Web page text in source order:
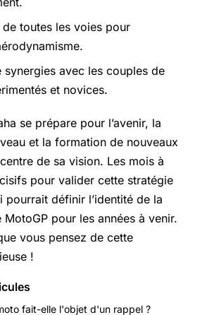
de toutes les voies pour
synergies avec les couples de
et novices.
se prépare pour l’avenir, la
et la formation de nouveaux
de sa vision. Les mois à
pour valider cette stratégie
pourrait définir l’identité de la
MotoGP pour les années à venir.
vous pensez de cette
!
fait-elle l'objet d'un rappel ?